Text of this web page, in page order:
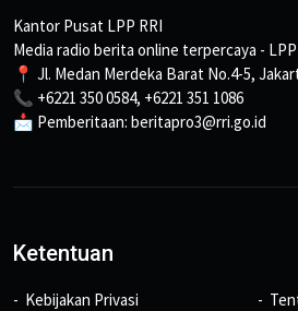
Kantor Pusat LPP RRI
Media radio berita online terpercaya - LPP
📍 Jl. Medan Merdeka Barat No.4-5,
📞 +6221 350 0584, +6221 351 1086
📩 Pemberitaan: beritapro3@rri.go.id
Ketentuan
Kebijakan Privasi